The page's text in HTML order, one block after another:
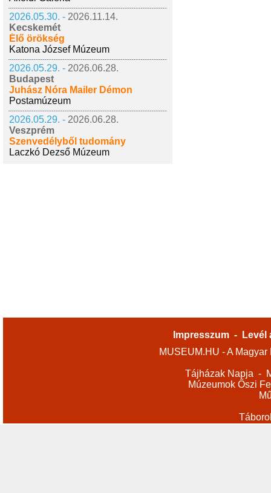
2026.05.30. - 2026.11.14.
Kecskemét
Élő örökség
Katona József Múzeum
2026.05.29. - 2026.06.28.
Budapest
Juhász Nóra Mailer Démon
Postamúzeum
2026.05.29. - 2026.06.28.
Veszprém
Szenvedélyből tudomány
Laczkó Dezső Múzeum
Impresszum -
Levél
MUSEUM.HU - A
Tájházak Napja -
Múzeumok Őszi